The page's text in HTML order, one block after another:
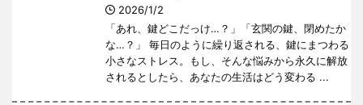
2026/1/2
「あれ、鍵どこだっけ…？」「玄関の鍵、閉めたか
な…？」 毎日のように繰り返される、鍵にまつわる
小さなストレス。もし、そんな悩みから永久に解放
されるとしたら、あなたの生活はどう変わる ...